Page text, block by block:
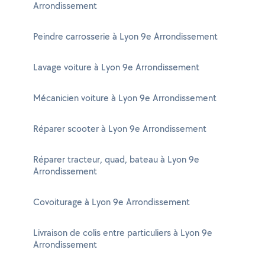
Arrondissement
Peindre carrosserie à Lyon 9e Arrondissement
Lavage voiture à Lyon 9e Arrondissement
Mécanicien voiture à Lyon 9e Arrondissement
Réparer scooter à Lyon 9e Arrondissement
Réparer tracteur, quad, bateau à Lyon 9e
Arrondissement
Covoiturage à Lyon 9e Arrondissement
Livraison de colis entre particuliers à Lyon 9e
Arrondissement